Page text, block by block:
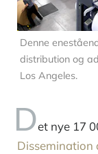
Denne
distribution og
Los Angeles.
Det nye 17
Dissemination